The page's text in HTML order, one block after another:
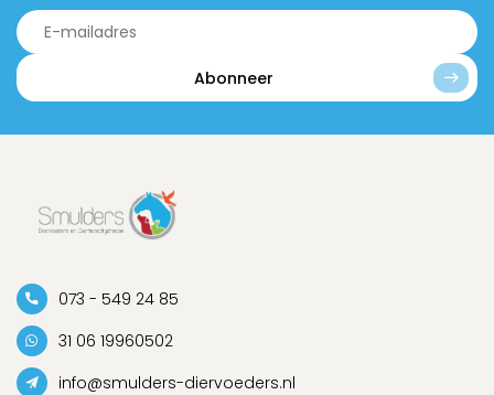
Abonneer
073 - 549 24 85
31 06 19960502
info@smulders-diervoeders.nl